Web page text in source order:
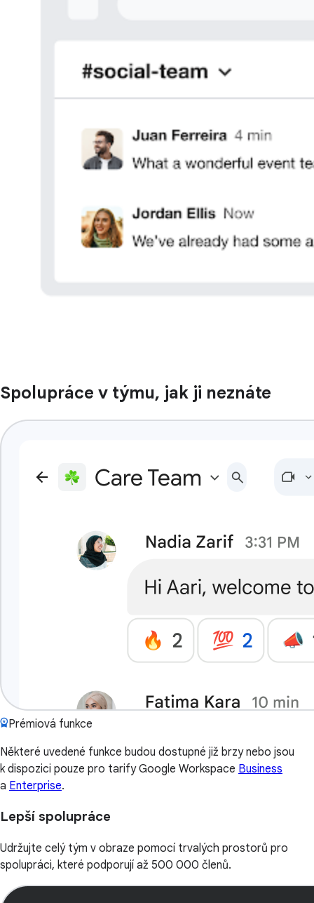
Spolupráce v týmu, jak ji neznáte
Prémiová funkce
Některé uvedené funkce budou dostupné již brzy nebo jsou
k dispozici pouze pro tarify Google Workspace Business
a Enterprise.
Lepší spolupráce
Udržujte celý tým v obraze pomocí trvalých prostorů pro
spolupráci, které podporují až 500 000 členů.